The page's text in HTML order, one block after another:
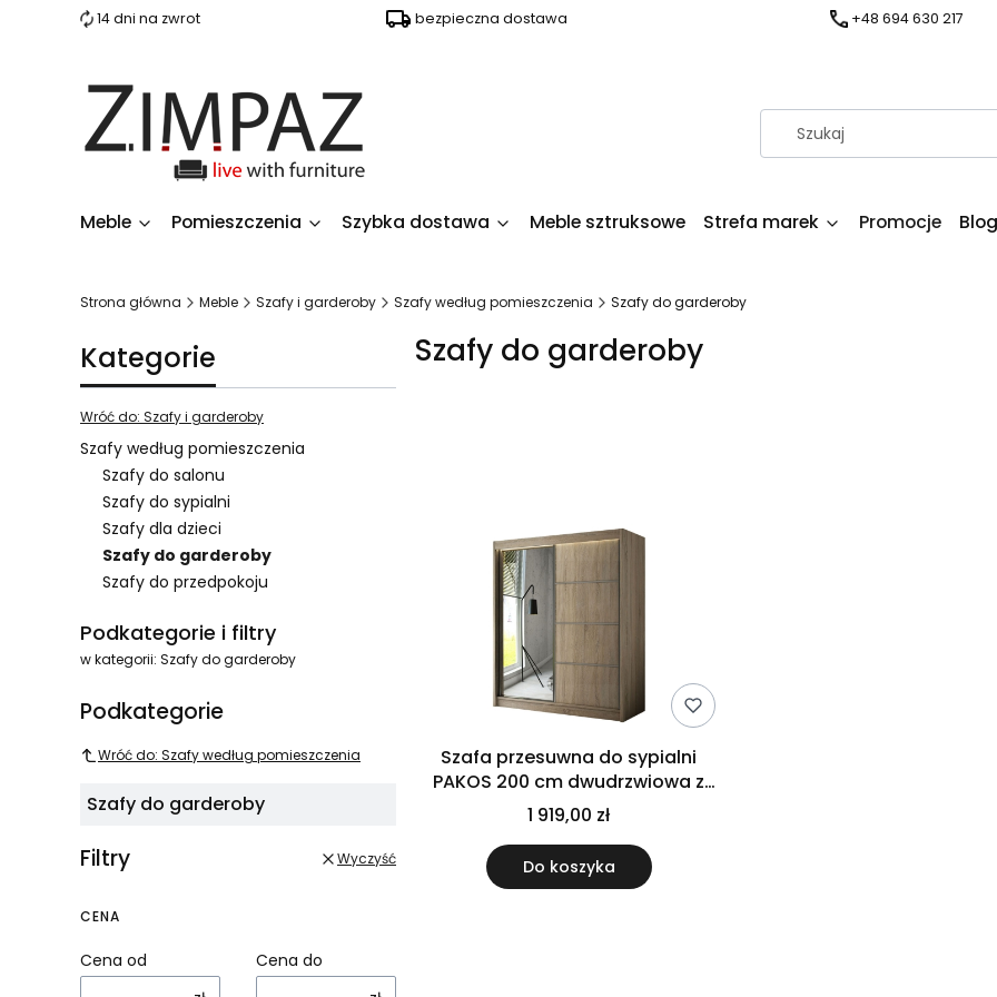
14 dni na zwrot bezpieczna dostawa +48 694 630 217
Meble Pomieszczenia Szybka dostawa Meble sztruksowe Strefa marek Promocje Blog
Strona główna Meble Szafy i garderoby Szafy według pomieszczenia Szafy do garderoby
Kategorie
Wróć do: Szafy i garderoby
Szafy według pomieszczenia
Szafy do salonu
Szafy do sypialni
Szafy dla dzieci
Szafy do garderoby
Szafy do przedpokoju
Podkategorie i filtry
w kategorii: Szafy do garderoby
Podkategorie
Wróć do: Szafy według pomieszczenia
Szafy do garderoby
Filtry Wyczyść
CENA
Cena od
Cena do
Szafy do garderoby
Szafa przesuwna do sypialni
PAKOS 200 cm dwudrzwiowa z
lustrem i drążkami na wieszaki
1 919,00 zł
Do koszyka